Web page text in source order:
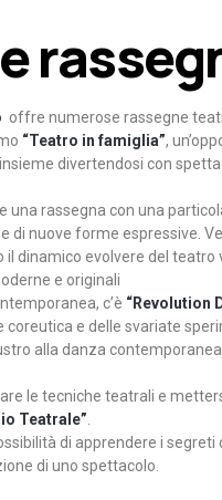
offre numerose rassegne
“Teatro in famiglia”,
divertendosi con
una rassegna con una
di nuove forme espressive.
dinamico evolvere del teatro
e originali
c’è “Revolution
coreutica e delle svariate
alla danza
le tecniche teatrali e
Teatrale”
di apprendere i segreti
di uno spettacolo.